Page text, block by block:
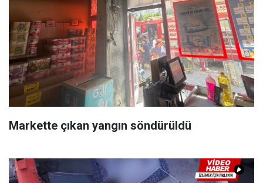
Markette çıkan yangın söndürüldü